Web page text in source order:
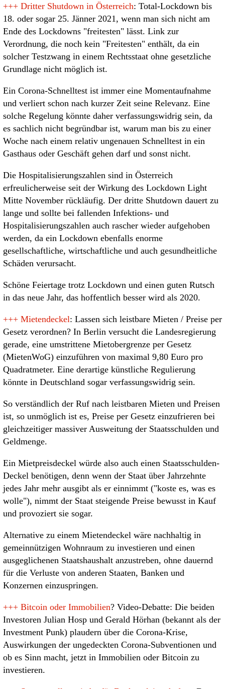
+++ Dritter Shutdown in Österreich: Total-Lockdown bis
18. oder sogar 25. Jänner 2021, wenn man sich nicht am
Ende des Lockdowns "freitesten" lässt. Link zur
Verordnung, die noch kein "Freitesten" enthält, da ein
solcher Testzwang in einem Rechtsstaat ohne gesetzliche
Grundlage nicht möglich ist.
Ein Corona-Schnelltest ist immer eine Momentaufnahme
und verliert schon nach kurzer Zeit seine Relevanz. Eine
solche Regelung könnte daher verfassungswidrig sein, da
es sachlich nicht begründbar ist, warum man bis zu einer
Woche nach einem relativ ungenauen Schnelltest in ein
Gasthaus oder Geschäft gehen darf und sonst nicht.
Die Hospitalisierungszahlen sind in Österreich
erfreulicherweise seit der Wirkung des Lockdown Light
Mitte November rückläufig. Der dritte Shutdown dauert zu
lange und sollte bei fallenden Infektions- und
Hospitalisierungszahlen auch rascher wieder aufgehoben
werden, da ein Lockdown ebenfalls enorme
gesellschaftliche, wirtschaftliche und auch gesundheitliche
Schäden verursacht.
Schöne Feiertage trotz Lockdown und einen guten Rutsch
in das neue Jahr, das hoffentlich besser wird als 2020.
+++ Mietendeckel: Lassen sich leistbare Mieten / Preise per
Gesetz verordnen? In Berlin versucht die Landesregierung
gerade, eine umstrittene Mietobergrenze per Gesetz
(MietenWoG) einzuführen von maximal 9,80 Euro pro
Quadratmeter. Eine derartige künstliche Regulierung
könnte in Deutschland sogar verfassungswidrig sein.
So verständlich der Ruf nach leistbaren Mieten und Preisen
ist, so unmöglich ist es, Preise per Gesetz einzufrieren bei
gleichzeitiger massiver Ausweitung der Staatsschulden und
Geldmenge.
Ein Mietpreisdeckel würde also auch einen Staatsschulden-
Deckel benötigen, denn wenn der Staat über Jahrzehnte
jedes Jahr mehr ausgibt als er einnimmt ("koste es, was es
wolle"), nimmt der Staat steigende Preise bewusst in Kauf
und provoziert sie sogar.
Alternative zu einem Mietendeckel wäre nachhaltig in
gemeinnützigen Wohnraum zu investieren und einen
ausgeglichenen Staatshaushalt anzustreben, ohne dauernd
für die Verluste von anderen Staaten, Banken und
Konzernen einzuspringen.
+++ Bitcoin oder Immobilien? Video-Debatte: Die beiden
Investoren Julian Hosp und Gerald Hörhan (bekannt als der
Investment Punk) plaudern über die Corona-Krise,
Auswirkungen der ungedeckten Corona-Subventionen und
ob es Sinn macht, jetzt in Immobilien oder Bitcoin zu
investieren.